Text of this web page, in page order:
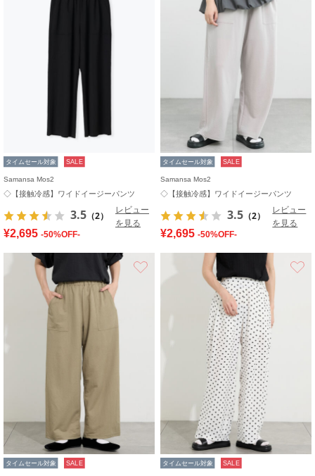
タイムセール対象 SALE
Samansa Mos2
◇【接触冷感】ワイドイージーパンツ
3.5 （2）
レビュー
を見る
¥2,695 -50%OFF-
タイムセール対象 SALE
Samansa Mos2
◇【接触冷感】ワイドイージーパンツ
3.5 （2）
レビュー
を見る
¥2,695 -50%OFF-
タイムセール対象 SALE タイムセール対象 SALE